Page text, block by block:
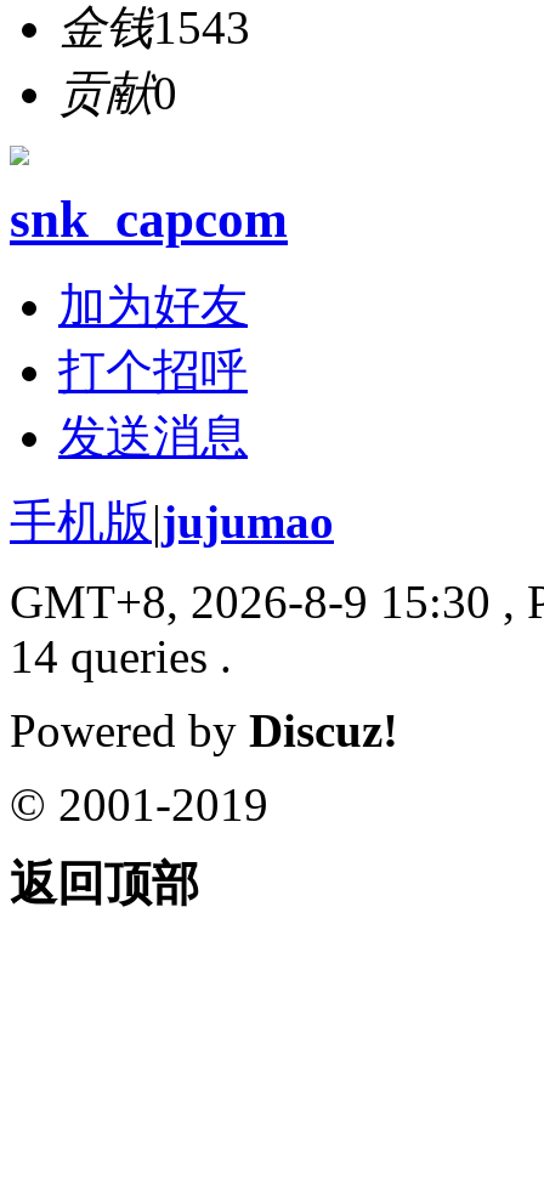
金钱1543
贡献0
snk_capcom
加为好友
打个招呼
发送消息
手机版|jujumao
GMT+8, 2026-8-9 15:30 ,
14 queries .
Powered by Discuz!
© 2001-2019
返回顶部